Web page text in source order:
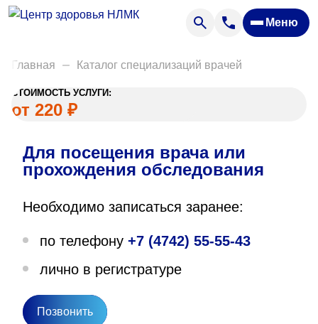
Меню
Анализы
Акции
Пациентам
Вакансии
О нас
Вопрос — ответ
Направления деятельности
Новости
Главная Каталог специализаций врачей
СТОИМОСТЬ УСЛУГИ:
от 220 ₽
Для посещения врача или
прохождения обследования
Необходимо записаться заранее:
по телефону +7 (4742) 55-55-43
лично в регистратуре
Позвонить